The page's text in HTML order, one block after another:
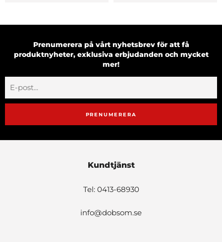
Prenumerera på vårt nyhetsbrev för att få
produktnyheter, exklusiva erbjudanden och mycket
mer!
PRENUMERERA
Kundtjänst
Tel: 0413-68930
info@dobsom.se